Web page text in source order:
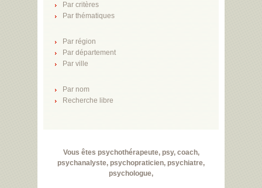
Par critères
Par thématiques
Par région
Par département
Par ville
Par nom
Recherche libre
Vous êtes psychothérapeute, psy, coach,
psychanalyste, psychopraticien, psychiatre,
psychologue,